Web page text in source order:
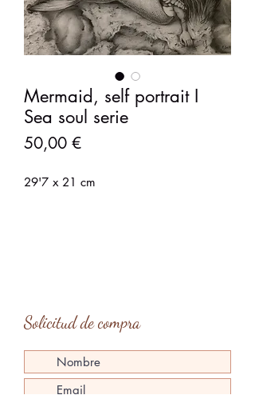
Mermaid, self portrait I
Sea soul serie
50,00 €Precio
29'7 x 21 cm
Solicitud de compra